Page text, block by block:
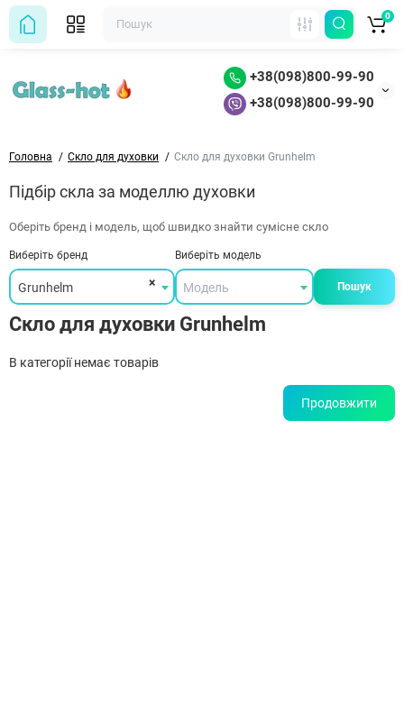
+38(098)800-99-90
+38(098)800-99-90
0
Головна Скло для духовки Скло для духовки Grunhelm
Підбір скла за моделлю духовки
Оберіть бренд і модель, щоб швидко знайти сумісне скло
Виберіть бренд
×
Grunhelm
Виберіть модель
Модель Пошук
Скло для духовки Grunhelm
В категорії немає товарів
Продовжити